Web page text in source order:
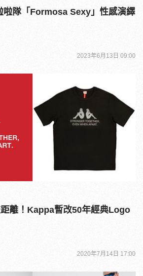
啦隊「Formosa Sexy」性感演繹
2023年6月13日 09:00
離！Kappa暫改50年經典Logo
2020年7月14日 17:00